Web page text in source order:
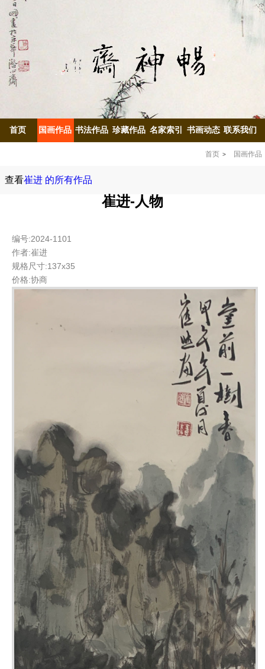
首页 国画作品 书法作品 珍藏作品 名家索引 书画动态 联系我们
首页 国画作品
查看崔进 的所有作品
崔进-人物
编号:2024-1101
作者:崔进
规格尺寸:137x35
价格:协商